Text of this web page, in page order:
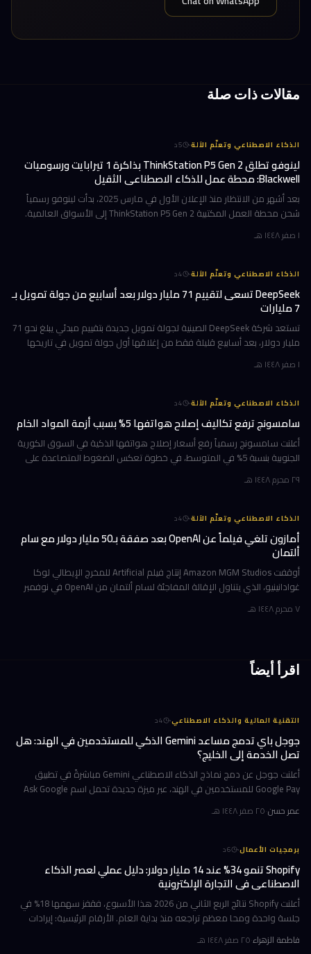
مقالات ذات صلة
الذكاء الاصطناعي وتعلّم الآلة·
5د
لينوفو تطلق ThinkStation P5 Gen 2 بذاكرة 1 تيرابايت ورسوميات
Blackwell: محطة عمل للذكاء الاصطناعي الثقيل
بعد أشهر من الانتظار منذ الإعلان الأول في مارس 2025، بدأت لينوفو رسمياً
شحن محطة العمل المكتبية ThinkStation P5 Gen 2 إلى الأسواق العالمية.
١ صفر ١٤٤٨ هـ
الذكاء الاصطناعي وتعلّم الآلة·
4د
DeepSeek تسعى لتقييم 71 مليار دولار بعد أسابيع من جولة تمويل بـ
7 مليارات
تستعد شركة DeepSeek الصينية لجولة تمويل جديدة بتقييم مبدئي يبلغ نحو 71
مليار دولار، بعد أسابيع قليلة فقط من إغلاقها أول جولة تمويل في تاريخها
١ صفر ١٤٤٨ هـ
الذكاء الاصطناعي وتعلّم الآلة·
4د
سامسونج ترفع تكاليف إصلاح هواتفها 5% بسبب أزمة المواد الخام
أعلنت سامسونج رسمياً رفع أسعار إصلاح هواتفها الذكية في السوق الكورية
الجنوبية بنسبة 5% في المتوسط، في خطوة تعكس الضغوط المتصاعدة على
٢٩ محرم ١٤٤٨ هـ
الذكاء الاصطناعي وتعلّم الآلة·
4د
أمازون تلغي فيلماً عن OpenAI بعد صفقة بـ50 مليار دولار مع سام
ألتمان
أوقفت Amazon MGM Studios إنتاج فيلم Artificial للمخرج الإيطالي لوكا
غوادانينيو، الذي يتناول الإقالة المفاجئة لسام ألتمان من OpenAI في نوفمبر
٧ محرم ١٤٤٨ هـ
اقرأ أيضاً
التقنية المالية والذكاء الاصطناعي·
4د
جوجل باي تدمج مساعد Gemini الذكي للمستخدمين في الهند: هل
تصل الخدمة إلى الخليج؟
أعلنت جوجل عن دمج نماذج الذكاء الاصطناعي Gemini مباشرةً في تطبيق
Google Pay للمستخدمين في الهند، عبر ميزة جديدة تحمل اسم Ask Google
عمر حسن·٢٥ صفر ١٤٤٨ هـ
برمجيات الأعمال·
6د
Shopify تنمو 34% عند 14 مليار دولار: دليل عملي لعصر الذكاء
الاصطناعي في التجارة الإلكترونية
أعلنت Shopify نتائج الربع الثاني من 2026 هذا الأسبوع، فقفز سهمها 18% في
جلسة واحدة ومحا معظم تراجعه منذ بداية العام. الأرقام الرئيسية: إيرادات
ربعية 3.58 مليار دولار بنمو 34%، وحجم بضائع إجمالي GMV بل
فاطمة الزهراء·٢٥ صفر ١٤٤٨ هـ